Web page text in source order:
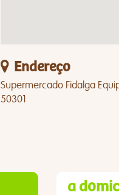
Endereço
Supermercado Fidalga
50301
a